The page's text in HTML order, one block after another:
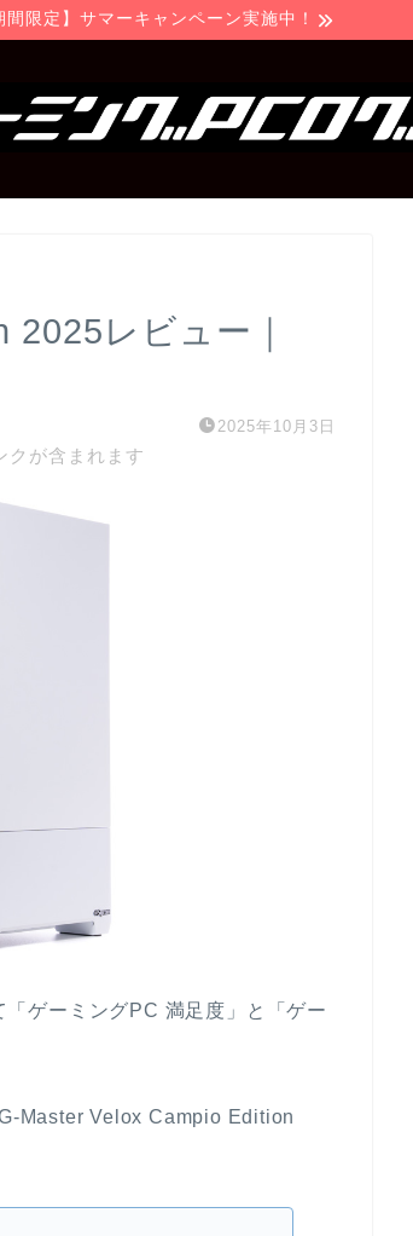
間限定】サマーキャンペーン実施中！
レビュー｜
2025年10月3日
クが含まれます
ゲーミングPC 満足度」と「ゲー
Master Velox Campio Edition